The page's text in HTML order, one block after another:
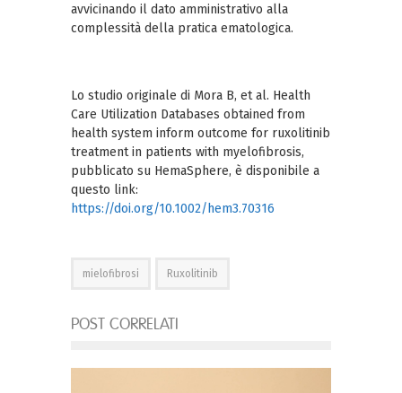
avvicinando il dato amministrativo alla
complessità della pratica ematologica.
Lo studio originale di Mora B, et al. Health
Care Utilization Databases obtained from
health system inform outcome for ruxolitinib
treatment in patients with myelofibrosis,
pubblicato su HemaSphere, è disponibile a
questo link:
https://doi.org/10.1002/hem3.70316
mielofibrosi Ruxolitinib
POST CORRELATI